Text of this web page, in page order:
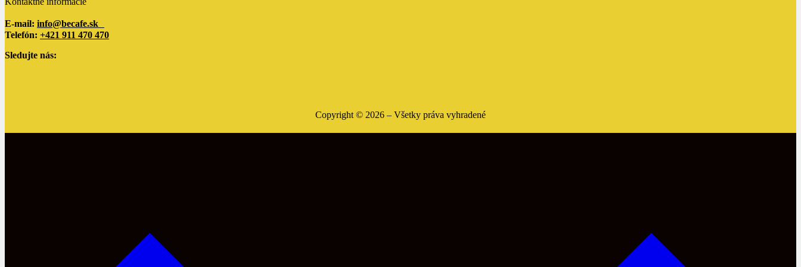
E-mail: info@becafe.sk
Telefón: +421 911 470 470
Sledujte nás:
Copyright © 2026 – Všetky práva vyhradené